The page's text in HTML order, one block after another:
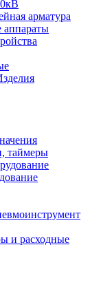
арматура
аппараты
таймеры
и расходные